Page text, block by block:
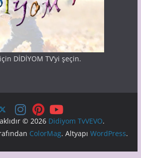
DİDİYOM TV’yi şeçin.
© 2026 Didiyom TvVEVO.
ColorMag. Altyapı WordPress.